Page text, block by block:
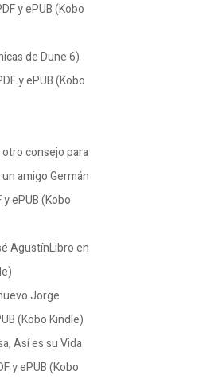
y ePUB (Kobo
de Dune 6)
y ePUB (Kobo
consejo para
amigo Germán
ePUB (Kobo
AgustínLibro en
Jorge
(Kobo Kindle)
Así es su Vida
y ePUB (Kobo